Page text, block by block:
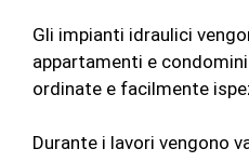
Gli impianti idraulici
appartamenti e
ordinate e facilmente
Durante i lavori vengono